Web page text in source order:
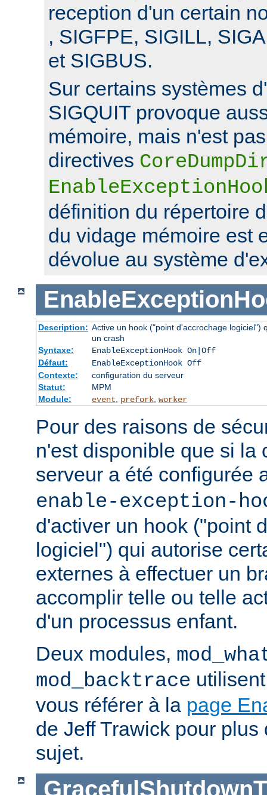
reception d'un certain
, SIGFPE, SIGILL,
et SIGBUS.
Sur certains systèmes
SIGQUIT provoque
mémoire, mais n'est
directives
définition du répertoire
du vidage mémoire est
dévolue au système
Description: Active un hook ("point d'accrochage logiciel")
un crash
Syntaxe:
EnableExceptionHook On|Off
Défaut:
EnableExceptionHook Off
Contexte:
configuration du serveur
Statut:
MPM
Module:
event prefork, worker
Pour des raisons de
n'est disponible que si la
serveur a été configurée
enable-exception-
d'activer un hook ("point
logiciel") qui autorise
externes à effectuer un
accomplir telle ou telle
d'un processus enfant.
Deux modules,
mod_backtrace
vous référer à la page
de Jeff Trawick pour
sujet.